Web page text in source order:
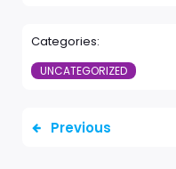
Categories:
UNCATEGORIZED
Previous